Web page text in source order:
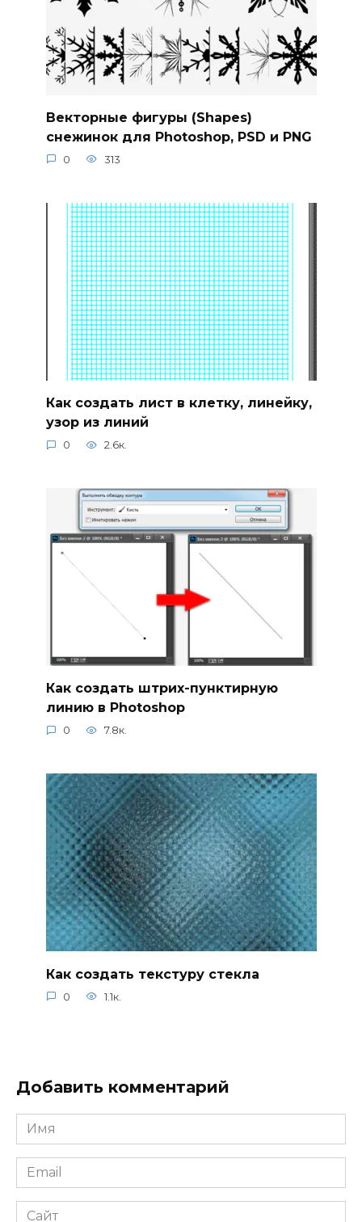
Векторные фигуры (Shapes)
снежинок для Photoshop, PSD и PNG
0 313
Как создать лист в клетку, линейку,
узор из линий
0 2.6к.
Как создать штрих-пунктирную
линию в Photoshop
0 7.8к.
Как создать текстуру стекла
0 1.1к.
Добавить комментарий
Имя
*
Email
*
Сайт